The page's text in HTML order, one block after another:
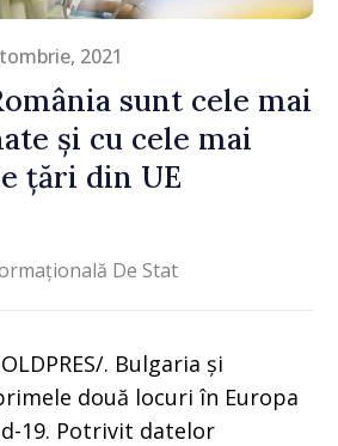
2021
sunt cele mai
și cu cele mai
țări din UE
De Stat
. Bulgaria și
două locuri în Europa
19. Potrivit datelor